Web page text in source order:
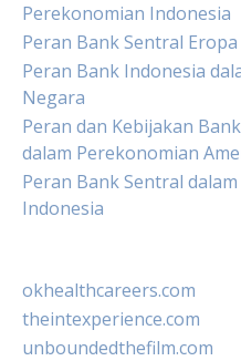
Perekonomian Indonesia
Peran Bank Sentral
Peran Bank Indonesia
Negara
Peran dan Kebijakan
dalam Perekonomian
Peran Bank Sentral
Indonesia
okhealthcareers.com
theintexperience.com
unboundedthefilm.com